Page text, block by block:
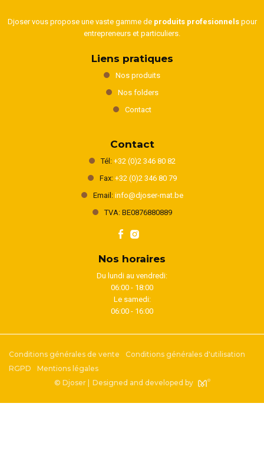
Djoser vous propose une vaste gamme de produits profesionnelspour
entrepreneurs et particuliers.
Liens pratiques
Nos produits
Nos folders
Contact
Contact
Tél: +32 (0)2 346 80 82
Fax: +32 (0)2 346 80 79
Email: info@djoser-mat.be
TVA: BE0876880889
Nos horaires
Du lundi au vendredi:
06:00 - 18:00
Le samedi:
06:00 - 16:00
Conditions générales de vente
Conditions générales d'utilisation
RGPD
Mentions légales
© Djoser |
Designed and developed by